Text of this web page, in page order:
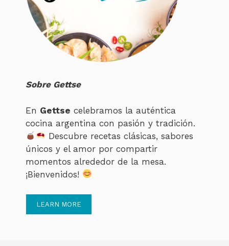
Sobre Gettse
En Gettse celebramos la auténtica
cocina argentina con pasión y tradición.
Descubre recetas clásicas, sabores
únicos y el amor por compartir
momentos alrededor de la mesa.
¡Bienvenidos!
LEARN MORE